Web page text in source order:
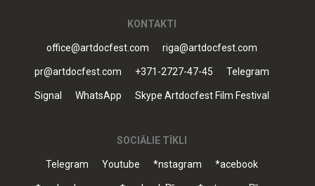
KONTAKTI
office@artdocfest.com riga@artdocfest.com
pr@artdocfest.com +371-2727-47-45 Telegram
Signal WhatsApp Skype Artdocfest Film Festival
SOCIĀLIE TĪKLI
Telegram Youtube *nstagram *acebook